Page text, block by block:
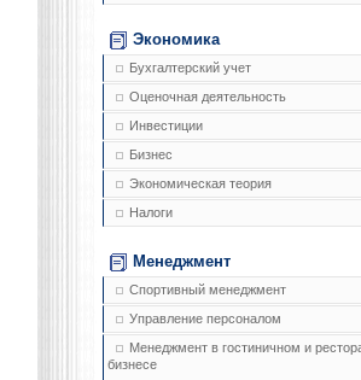
Экономика
Бухгалтерский учет
Оценочная деятельность
Инвестиции
Бизнес
Экономическая теория
Налоги
Менеджмент
Спортивный менеджмент
Управление персоналом
Менеджмент в гостиничном и
бизнесе